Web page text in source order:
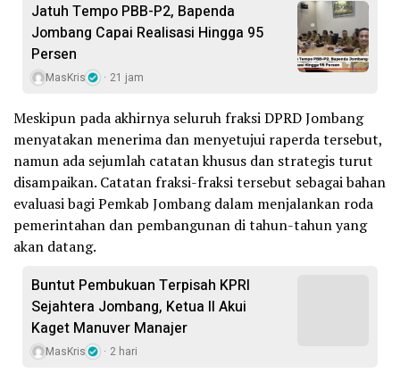
Jatuh Tempo PBB-P2, Bapenda
Jombang Capai Realisasi Hingga 95
Persen
MasKris 21 jam
Meskipun pada akhirnya seluruh fraksi DPRD Jombang
menyatakan menerima dan menyetujui raperda tersebut,
namun ada sejumlah catatan khusus dan strategis turut
disampaikan. Catatan fraksi-fraksi tersebut sebagai bahan
evaluasi bagi Pemkab Jombang dalam menjalankan roda
pemerintahan dan pembangunan di tahun-tahun yang
akan datang.
Buntut Pembukuan Terpisah KPRI
Sejahtera Jombang, Ketua II Akui
Kaget Manuver Manajer
MasKris 2 hari